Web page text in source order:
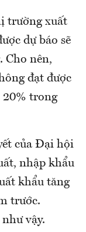
trường xuất
dự báo sẽ
Cho nên,
đạt được
20% trong
của Đại hội
nhập khẩu
khẩu tăng
trước.
vậy.